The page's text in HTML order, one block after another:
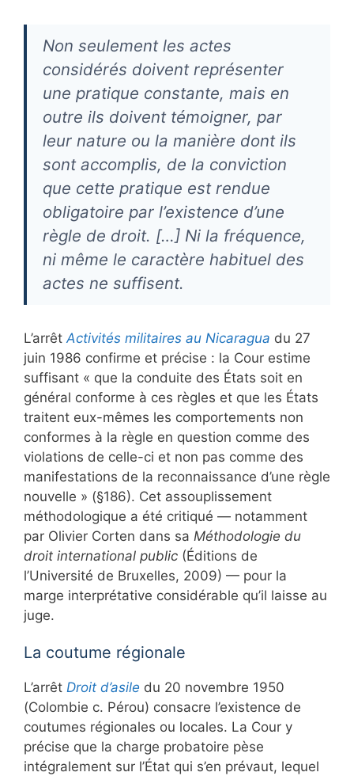
Non seulement les actes
considérés doivent représenter
une pratique constante, mais en
outre ils doivent témoigner, par
leur nature ou la manière dont ils
sont accomplis, de la conviction
que cette pratique est rendue
obligatoire par l’existence d’une
règle de droit. […] Ni la fréquence,
ni même le caractère habituel des
actes ne suffisent.
L’arrêtActivités militaires au Nicaragua du 27
juin 1986 confirme et précise : la Cour estime
suffisant « que la conduite des États soit en
général conforme à ces règles et que les États
traitent eux-mêmes les comportements non
conformes à la règle en question comme des
violations de celle-ci et non pas comme des
manifestations de la reconnaissance d’une règle
nouvelle » (§186). Cet assouplissement
méthodologique a été critiqué — notamment
par Olivier Corten dans sa Méthodologie du
droit international public (Éditions de
l’Université de Bruxelles, 2009) — pour la
marge interprétative considérable qu’il laisse au
juge.
La coutume régionale
L’arrêt Droit d’asile du 20 novembre 1950
(Colombie c. Pérou) consacre l’existence de
coutumes régionales ou locales. La Cour y
précise que la charge probatoire pèse
intégralement sur l’État qui s’en prévaut, lequel